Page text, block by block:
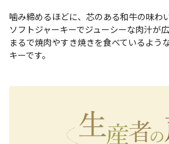
噛み締めるほどに、芯のある和牛の味わ
ソフトジャーキーでジューシーな肉汁が広
まるで焼肉やすき焼きを食べているよう
キーです。